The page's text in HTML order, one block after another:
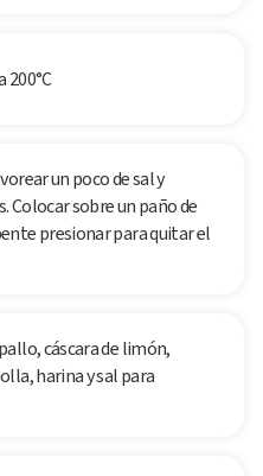
un poco de sal y
Colocar sobre un paño de
presionar para quitar el
cáscara de limón,
harina y sal para